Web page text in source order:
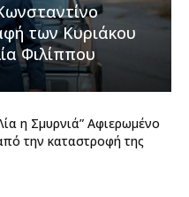
των Κυριάκου
Φιλίππου
η Σμυρνιά” Αφιερωμένο
την καταστροφή της